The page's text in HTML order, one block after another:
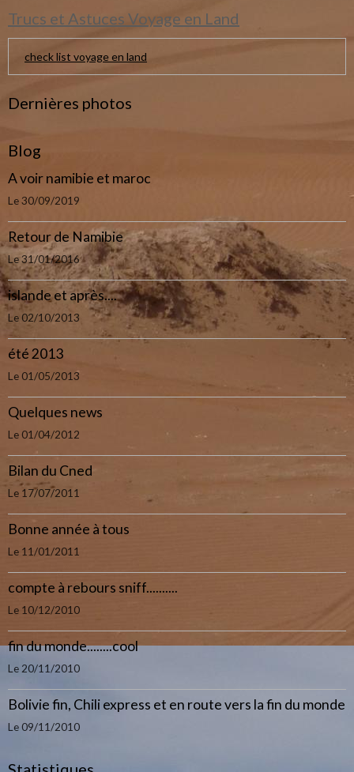
Trucs et Astuces Voyage en Land
check list voyage en land
Dernières photos
Blog
A voir namibie et maroc
Le 30/09/2019
Retour de Namibie
Le 31/01/2016
islande et après....
Le 02/10/2013
été 2013
Le 01/05/2013
Quelques news
Le 01/04/2012
Bilan du Cned
Le 17/07/2011
Bonne année à tous
Le 11/01/2011
compte à rebours sniff..........
Le 10/12/2010
fin du monde........cool
Le 20/11/2010
Bolivie fin, Chili express et en route vers la fin du monde
Le 09/11/2010